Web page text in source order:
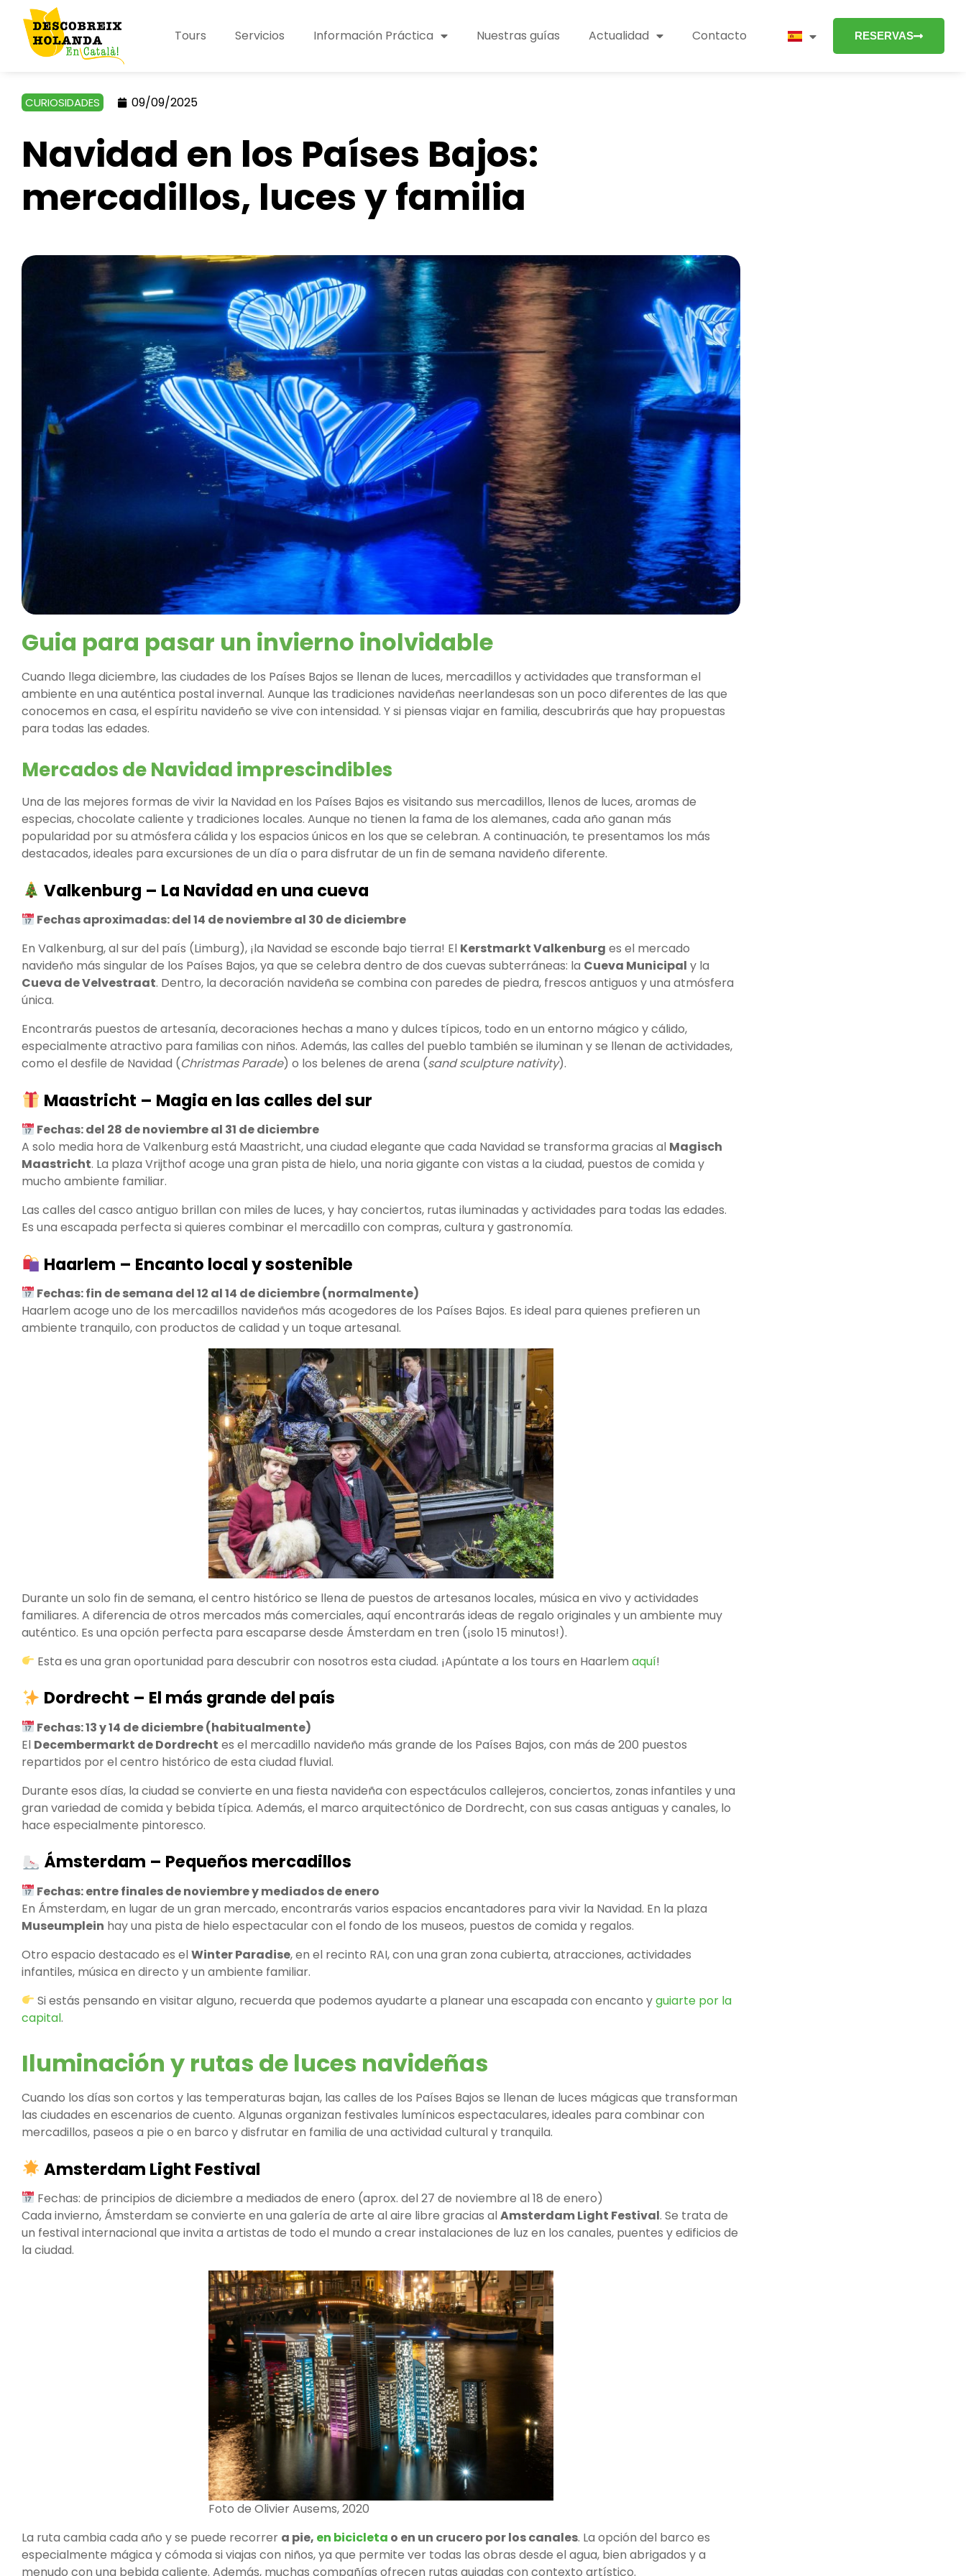
Tours Servicios Información Práctica Nuestras guías Actualidad Contacto RESERVAS
CURIOSIDADES 09/09/2025
Navidad en los Países Bajos:
mercadillos, luces y familia
Guia para pasar un invierno inolvidable
Cuando llega diciembre, las ciudades de los Países Bajos se llenan de luces, mercadillos y actividades que transforman el
ambiente en una auténtica postal invernal. Aunque las tradiciones navideñas neerlandesas son un poco diferentes de las que
conocemos en casa, el espíritu navideño se vive con intensidad. Y si piensas viajar en familia, descubrirás que hay propuestas
para todas las edades.
Mercados de Navidad imprescindibles
Una de las mejores formas de vivir la Navidad en los Países Bajos es visitando sus mercadillos, llenos de luces, aromas de
especias, chocolate caliente y tradiciones locales. Aunque no tienen la fama de los alemanes, cada año ganan más
popularidad por su atmósfera cálida y los espacios únicos en los que se celebran. A continuación, te presentamos los más
destacados, ideales para excursiones de un día o para disfrutar de un fin de semana navideño diferente.
Valkenburg – La Navidad en una cueva
Fechas aproximadas: del 14 de noviembre al 30 de diciembre
En Valkenburg, al sur del país (Limburg), ¡la Navidad se esconde bajo tierra! El Kerstmarkt Valkenburg es el mercado
navideño más singular de los Países Bajos, ya que se celebra dentro de dos cuevas subterráneas: la Cueva Municipal y la
Cueva de Velvestraat. Dentro, la decoración navideña se combina con paredes de piedra, frescos antiguos y una atmósfera
única.
Encontrarás puestos de artesanía, decoraciones hechas a mano y dulces típicos, todo en un entorno mágico y cálido,
especialmente atractivo para familias con niños. Además, las calles del pueblo también se iluminan y se llenan de actividades,
como el desfile de Navidad (Christmas Parade) o los belenes de arena (sand sculpture nativity).
Maastricht – Magia en las calles del sur
Fechas: del 28 de noviembre al 31 de diciembre
A solo media hora de Valkenburg está Maastricht, una ciudad elegante que cada Navidad se transforma gracias al Magisch
Maastricht. La plaza Vrijthof acoge una gran pista de hielo, una noria gigante con vistas a la ciudad, puestos de comida y
mucho ambiente familiar.
Las calles del casco antiguo brillan con miles de luces, y hay conciertos, rutas iluminadas y actividades para todas las edades.
Es una escapada perfecta si quieres combinar el mercadillo con compras, cultura y gastronomía.
Haarlem – Encanto local y sostenible
Fechas: fin de semana del 12 al 14 de diciembre (normalmente)
Haarlem acoge uno de los mercadillos navideños más acogedores de los Países Bajos. Es ideal para quienes prefieren un
ambiente tranquilo, con productos de calidad y un toque artesanal.
Durante un solo fin de semana, el centro histórico se llena de puestos de artesanos locales, música en vivo y actividades
familiares. A diferencia de otros mercados más comerciales, aquí encontrarás ideas de regalo originales y un ambiente muy
auténtico. Es una opción perfecta para escaparse desde Ámsterdam en tren (¡solo 15 minutos!).
Esta es una gran oportunidad para descubrir con nosotros esta ciudad. ¡Apúntate a los tours en Haarlemaquí!
Dordrecht – El más grande del país
Fechas: 13 y 14 de diciembre (habitualmente)
El Decembermarkt de Dordrecht es el mercadillo navideño más grande de los Países Bajos, con más de 200 puestos
repartidos por el centro histórico de esta ciudad fluvial.
Durante esos días, la ciudad se convierte en una fiesta navideña con espectáculos callejeros, conciertos, zonas infantiles y una
gran variedad de comida y bebida típica. Además, el marco arquitectónico de Dordrecht, con sus casas antiguas y canales, lo
hace especialmente pintoresco.
Ámsterdam – Pequeños mercadillos
Fechas: entre finales de noviembre y mediados de enero
En Ámsterdam, en lugar de un gran mercado, encontrarás varios espacios encantadores para vivir la Navidad. En la plaza
Museumplein hay una pista de hielo espectacular con el fondo de los museos, puestos de comida y regalos.
Otro espacio destacado es elWinter Paradise, en el recinto RAI, con una gran zona cubierta, atracciones, actividades
infantiles, música en directo y un ambiente familiar.
Si estás pensando en visitar alguno, recuerda que podemos ayudarte a planear una escapada con encanto yguiarte por la
capital.
Iluminación y rutas de luces navideñas
Cuando los días son cortos y las temperaturas bajan, las calles de los Países Bajos se llenan de luces mágicas que transforman
las ciudades en escenarios de cuento. Algunas organizan festivales lumínicos espectaculares, ideales para combinar con
mercadillos, paseos a pie o en barco y disfrutar en familia de una actividad cultural y tranquila.
Amsterdam Light Festival
Fechas: de principios de diciembre a mediados de enero (aprox. del 27 de noviembre al 18 de enero)
Cada invierno, Ámsterdam se convierte en una galería de arte al aire libre gracias alAmsterdam Light Festival. Se trata de
un festival internacional que invita a artistas de todo el mundo a crear instalaciones de luz en los canales, puentes y edificios de
la ciudad.
Foto de Olivier Ausems, 2020
La ruta cambia cada año y se puede recorrer a pie, en bicicleta o en un crucero por los canales. La opción del barco es
especialmente mágica y cómoda si viajas con niños, ya que permite ver todas las obras desde el agua, bien abrigados y a
menudo con una bebida caliente. Además, muchas compañías ofrecen rutas guiadas con contexto artístico.